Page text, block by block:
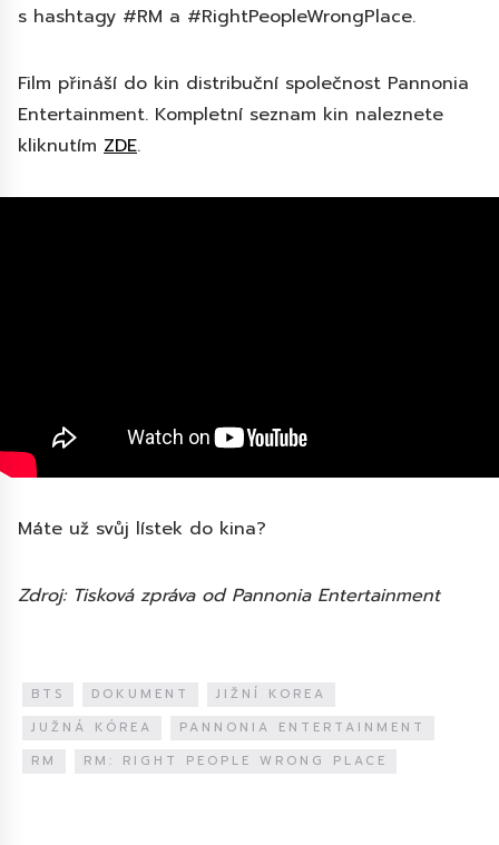
s hashtagy #RM a #RightPeopleWrongPlace.
Film přináší do kin distribuční společnost Pannonia
Entertainment. Kompletní seznam kin naleznete
kliknutím ZDE.
Máte už svůj lístek do kina?
Zdroj: Tisková zpráva od Pannonia Entertainment
BTS DOKUMENT
JIŽNÍ KOREA
JUŽNÁ KÓREA
PANNONIA ENTERTAINMENT
RM
RM: RIGHT PEOPLE WRONG PLACE